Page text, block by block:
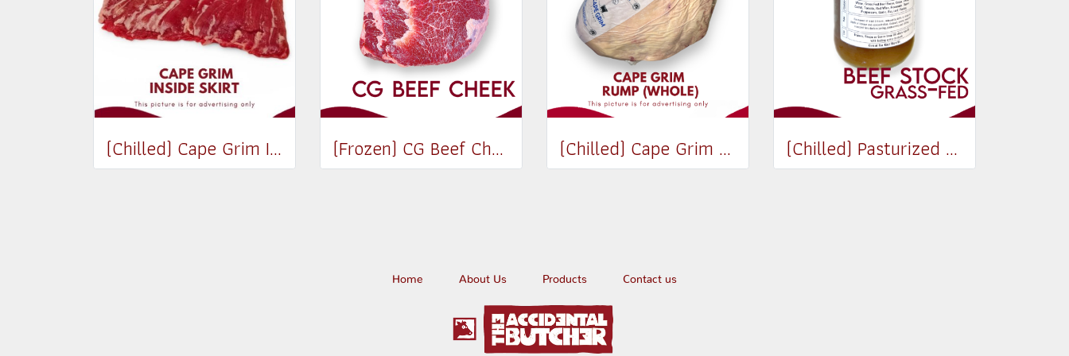
(Chilled) Cape Grim Inside Skirt Steak (เนื้อพื้นท้องด้านใน) (300-350g) (Frozen) CG Beef Cheek (300-350g) (Chilled) Cape Grim Beef D Rump (Whole) MB2-3 (Chilled) Pasturized Beef Stock (300ml) (Jar)
Home About Us Products Contact us